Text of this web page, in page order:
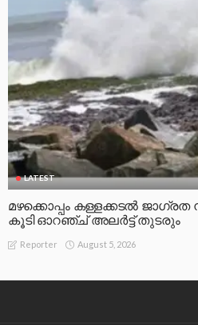
LATEST
മഴക്കൊപ്പം കള്ളക്കടൽ ജാഗ്രത
കൂടി ഓറഞ്ച് അലർട്ട് തുടരും
Reporter August 5, 2026